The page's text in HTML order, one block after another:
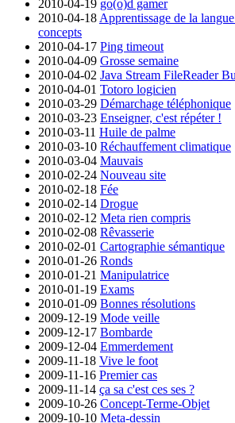
2010-04-19 go(o)d gamer
2010-04-18 Apprentissage de la
concepts
2010-04-17 Ping timeout
2010-04-09 Grosse semaine
2010-04-02 Java Stream FileReader
2010-04-01 Totoro logicien
2010-03-29 Démarchage téléphonique
2010-03-23 Enseigner, c'est répéter !
2010-03-11 Huile de palme
2010-03-10 Réchauffement climatique
2010-03-04 Mauvais
2010-02-24 Nouveau site
2010-02-18 Fée
2010-02-14 Drogue
2010-02-12 Meta rien compris
2010-02-08 Rêvasserie
2010-02-01 Cartographie sémantique
2010-01-26 Ronds
2010-01-21 Manipulatrice
2010-01-19 Exams
2010-01-09 Bonnes résolutions
2009-12-19 Mode veille
2009-12-17 Bombarde
2009-12-04 Emmerdement
2009-11-18 Vive le foot
2009-11-16 Premier cas
2009-11-14 ça sa c'est ces ses ?
2009-10-26 Concept-Terme-Objet
2009-10-10 Meta-dessin